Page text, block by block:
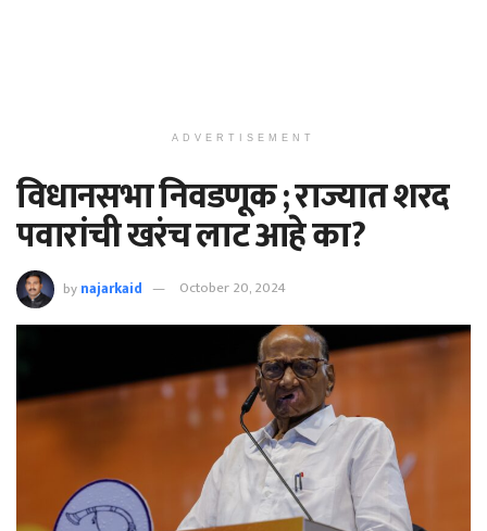
ADVERTISEMENT
विधानसभा निवडणूक ; राज्यात शरद
पवारांची खरंच लाट आहे का?
bynajarkaid October 20, 2024